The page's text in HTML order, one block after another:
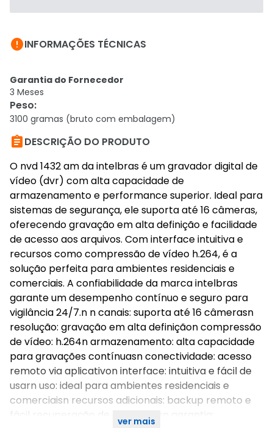
INFORMAÇÕES TÉCNICAS
Garantia do Fornecedor
3 Meses
Peso:
3100 gramas (bruto com embalagem)
DESCRIÇÃO DO PRODUTO
O nvd 1432 am da intelbras é um gravador digital de
vídeo (dvr) com alta capacidade de
armazenamento e performance superior. Ideal para
sistemas de segurança, ele suporta até 16 câmeras,
oferecendo gravação em alta definição e facilidade
de acesso aos arquivos. Com interface intuitiva e
recursos como compressão de vídeo h.264, é a
solução perfeita para ambientes residenciais e
comerciais. A confiabilidade da marca intelbras
garante um desempenho contínuo e seguro para
vigilância 24/7.n n canais: suporta até 16 câmerasn
resolução: gravação em alta definiçãon compressão
de vídeo: h.264n armazenamento: alta capacidade
para gravações contínuasn conectividade: acesso
remoto via aplicativon interface: intuitiva e fácil de
usarn uso: ideal para ambientes residenciais e
comerciaisn recursos adicionais: backup remoto e
fácil recuperação de gravaçõesn garantia:
ver mais